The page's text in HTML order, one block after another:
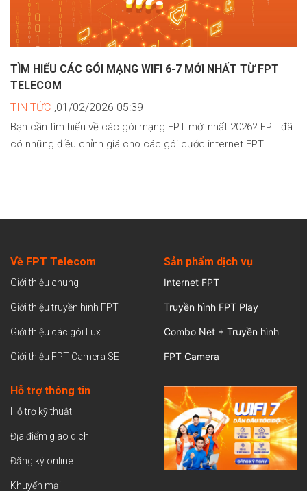
TÌM HIỂU CÁC GÓI MẠNG WIFI 6-7 MỚI NHẤT TỪ FPT
TELECOM
TIN TỨC ,01/02/2026 05:39
Bạn cần tìm hiểu về các gói mạng FPT mới nhất 2026? FPT đã
có những điều chỉnh giá cho các gói cước internet FPT...
Về FPT Telecom
Giới thiệu chung
Giới thiệu truyền hình FPT
Giới thiệu các gói Lux
Giới thiệu FPT Camera SE
Sản phẩm dịch vụ
Internet FPT
Truyền hình FPT Play
Combo Net + Truyền hình
FPT Camera
Hỗ trợ thông tin
Hỗ trợ kỹ thuật
Địa điểm giao dịch
Đăng ký online
Khuyến mại